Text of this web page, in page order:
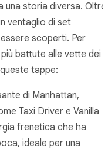
storia diversa. Oltre
ventaglio di set
scoperti. Per
battute alle vette dei
tappe:
di Manhattan,
Taxi Driver e Vanilla
frenetica che ha
ideale per una